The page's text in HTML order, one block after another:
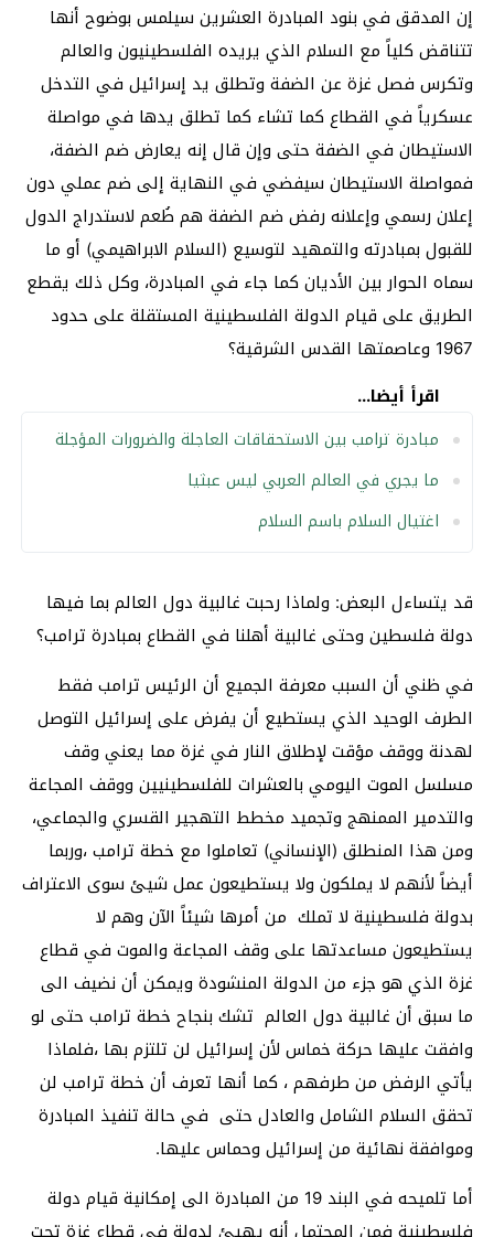
إن المدقق في بنود المبادرة العشرين سيلمس بوضوح أنها
تتناقض كلياً مع السلام الذي يريده الفلسطينيون والعالم
وتكرس فصل غزة عن الضفة وتطلق يد إسرائيل في التدخل
عسكرياً في القطاع كما تشاء كما تطلق يدها في مواصلة
الاستيطان في الضفة حتى وإن قال إنه يعارض ضم الضفة،
فمواصلة الاستيطان سيفضي في النهاية إلى ضم عملي دون
إعلان رسمي وإعلانه رفض ضم الضفة هم طُعم لاستدراج الدول
للقبول بمبادرته والتمهيد لتوسيع (السلام الابراهيمي) أو ما
سماه الحوار بين الأديان كما جاء في المبادرة، وكل ذلك يقطع
الطريق على قيام الدولة الفلسطينية المستقلة على حدود
1967 وعاصمتها القدس الشرقية؟
اقرأ أيضا...
مبادرة ترامب بين الاستحقاقات العاجلة والضرورات المؤجلة
ما يجري في العالم العربي ليس عبثيا
اغتيال السلام باسم السلام
قد يتساءل البعض: ولماذا رحبت غالبية دول العالم بما فيها
دولة فلسطين وحتى غالبية أهلنا في القطاع بمبادرة ترامب؟
في ظني أن السبب معرفة الجميع أن الرئيس ترامب فقط
الطرف الوحيد الذي يستطيع أن يفرض على إسرائيل التوصل
لهدنة ووقف مؤقت لإطلاق النار في غزة مما يعني وقف
مسلسل الموت اليومي بالعشرات للفلسطينيين ووقف المجاعة
والتدمير الممنهج وتجميد مخطط التهجير القسري والجماعي،
ومن هذا المنطلق (الإنساني) تعاملوا مع خطة ترامب ،وربما
أيضاً لأنهم لا يملكون ولا يستطيعون عمل شيئ سوى الاعتراف
بدولة فلسطينية لا تملك من أمرها شيئاً الآن وهم لا
يستطيعون مساعدتها على وقف المجاعة والموت في قطاع
غزة الذي هو جزء من الدولة المنشودة ويمكن أن نضيف الى
ما سبق أن غالبية دول العالم تشك بنجاح خطة ترامب حتى لو
وافقت عليها حركة خماس لأن إسرائيل لن تلتزم بها ،فلماذا
يأتي الرفض من طرفهم ، كما أنها تعرف أن خطة ترامب لن
تحقق السلام الشامل والعادل حتى في حالة تنفيذ المبادرة
وموافقة نهائية من إسرائيل وحماس عليها.
أما تلميحه في البند 19 من المبادرة الى إمكانية قيام دولة